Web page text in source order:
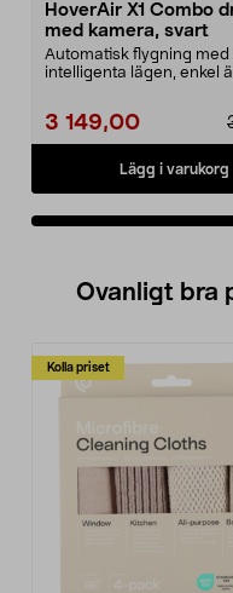
HoverAir X1 Combo
med kamera, svart
Automatisk flygning med
intelligenta lägen, enkel
3 149,00
Lägg i varukorg
Ovanligt bra
Kolla priset